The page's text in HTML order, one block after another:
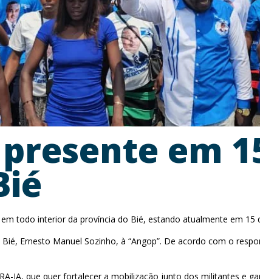
em
todo interior da província do Bié, estando atualmente em
Ernesto Manuel Sozinho, à “Angop”. De acordo com o
JA, que quer fortalecer a mobilização junto dos militantes e